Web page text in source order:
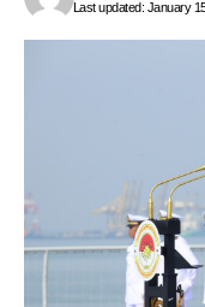
Last updated: January